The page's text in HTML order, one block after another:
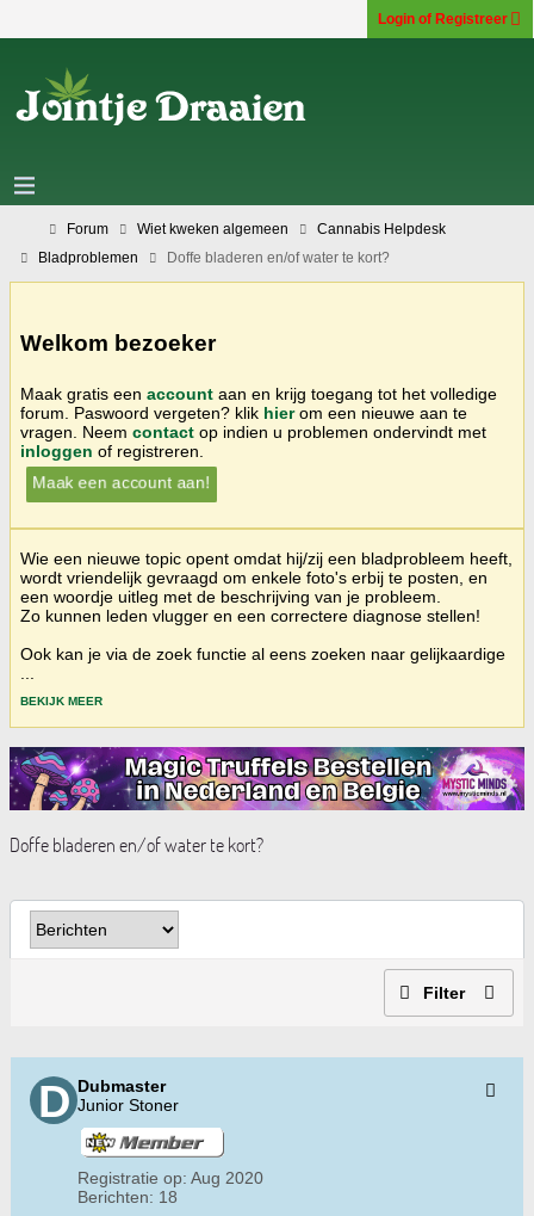
Login of Registreer
Forum Wiet kweken algemeen
Cannabis Helpdesk
Bladproblemen
Doffe bladeren en/of water te kort?
Welkom bezoeker
Maak gratis een account aan en krijg toegang tot het volledige
forum. Paswoord vergeten? klik hierom een nieuwe aan te
vragen. Neem contact op indien u problemen ondervindt met
inloggen of registreren.
Maak een account aan!
Wie een nieuwe topic opent omdat hij/zij een bladprobleem heeft,
wordt vriendelijk gevraagd om enkele foto's erbij te posten, en
een woordje uitleg met de beschrijving van je probleem.
Zo kunnen leden vlugger en een correctere diagnose stellen!
Ook kan je via de zoek functie al eens zoeken naar gelijkaardige
BEKIJK MEER
Doffe bladeren en/of water te kort?
Filter
Dubmaster
Junior Stoner
Registratie op: Aug 2020
Berichten: 18